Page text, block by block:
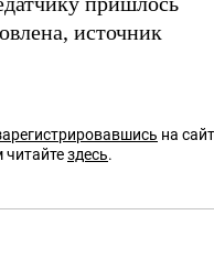
источник
на
здесь.